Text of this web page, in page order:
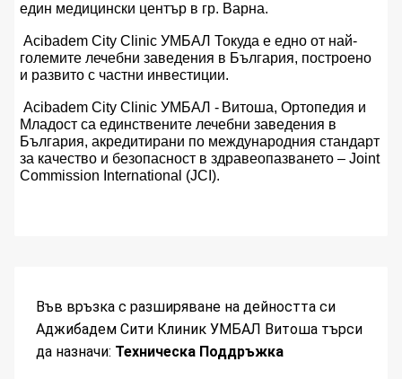
един медицински център в гр. Варна.
Acibadem City Clinic УМБАЛ Токуда е едно от най-
големите лечебни заведения в България, построено
и развито с частни инвестиции.
Acibadem City Clinic УМБАЛ - Витоша, Ортопедия и
Младост са единствените лечебни заведения в
България, акредитирани по международния стандарт
за качество и безопасност в здравеопазването – Joint
Commission International (JCI).
Във връзка с разширяване на дейността си
Аджибадем Сити Клиник УМБАЛ Витоша търси
да назначи: Техническа Поддръжка